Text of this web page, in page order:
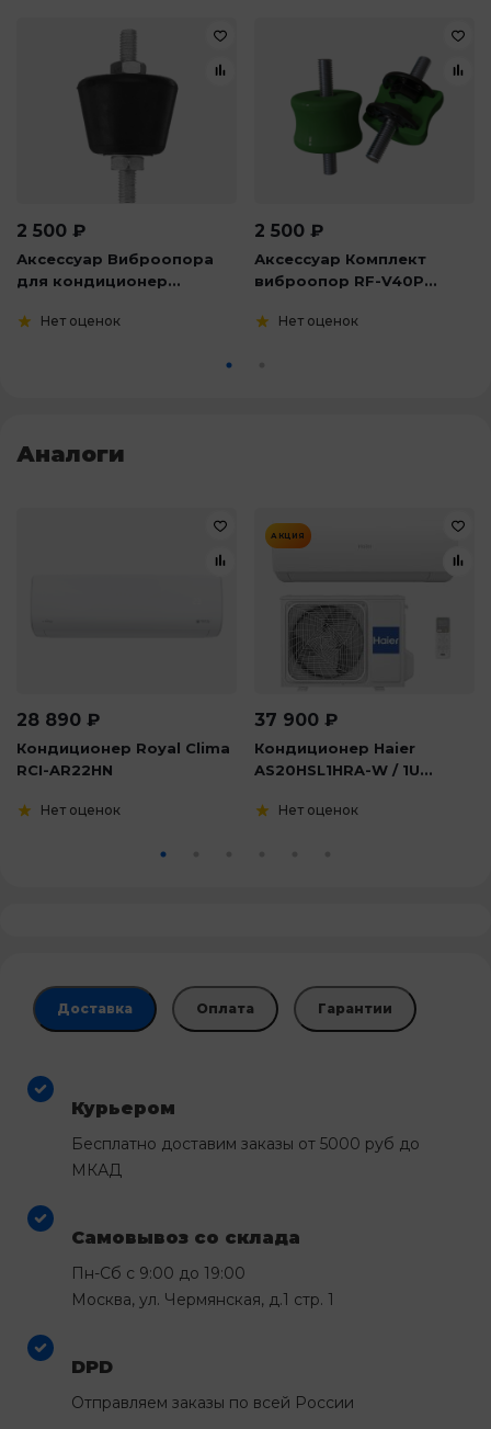
2 500 ₽
Аксессуар Виброопора
для кондиционер...
Нет оценок
2 500 ₽
Аксессуар Комплект
виброопор RF-V40P...
Нет оценок
Аналоги
28 890 ₽
Кондиционер Royal Clima
RCI-AR22HN
Нет оценок
АКЦИЯ
37 900 ₽
Кондиционер Haier
AS20HSL1HRA-W / 1U...
Нет оценок
Доставка Оплата Гарантии
Курьером
Бесплатно доставим заказы от 5000 руб до
МКАД
Самовывоз со склада
Пн-Сб с 9:00 до 19:00
Москва, ул. Чермянская, д.1 стр. 1
DPD
Отправляем заказы по всей России